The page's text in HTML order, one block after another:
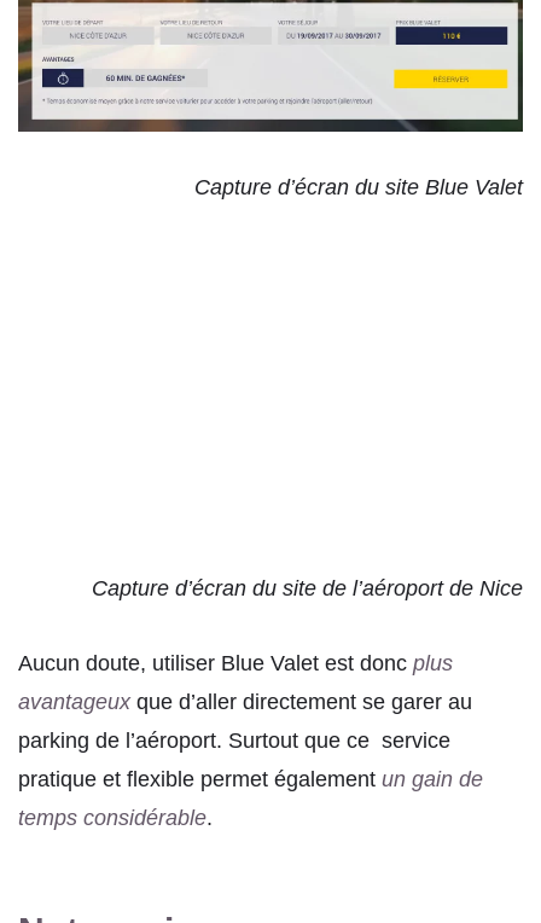
Capture d’écran du site Blue Valet
Capture d’écran du site de l’aéroport de Nice
Aucun doute, utiliser Blue Valet est donc plus
avantageuxque d’aller directement se garer au
parking de l’aéroport. Surtout que ce service
pratique et flexible permet également un gain de
temps considérable.